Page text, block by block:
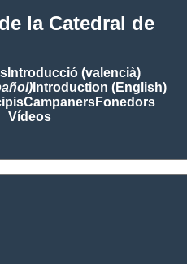
la Catedral de
Introducció (valencià)
Introduction (English)
CampanersFonedors
Vídeos